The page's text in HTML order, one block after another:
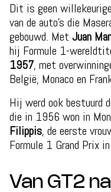
Dit is geen
van de auto’s die
gebouwd. Met Juan
hij Formule 1-
1957, met
België, Monaco en
Hij werd ook bestuurd
die in 1956 won in
Filippis, de eerste
Formule 1 Grand Prix
Van GT2